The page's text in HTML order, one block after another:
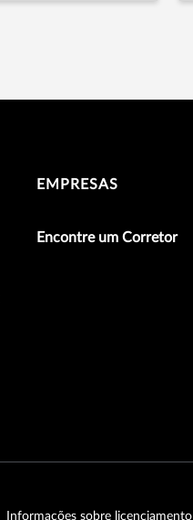
EMPRESAS
Encontre um Corretor
Informações sobre licenciamento